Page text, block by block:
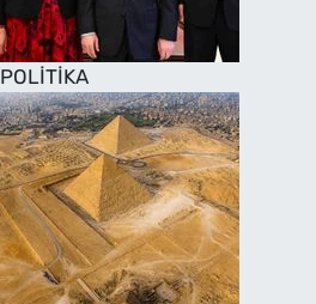
POLİTİKA